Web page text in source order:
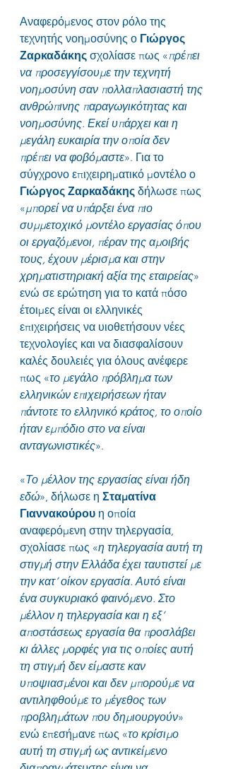
Αναφερόμενος στον ρόλο της
τεχνητής νοημοσύνης ο Γιώργος
Ζαρκαδάκης σχολίασε πως «πρέπει
να προσεγγίσουμε την τεχνητή
νοημοσύνη σαν πολλαπλασιαστή της
ανθρώπινης παραγωγικότητας και
νοημοσύνης. Εκεί υπάρχει και η
μεγάλη ευκαιρία την οποία δεν
πρέπει να φοβόμαστε». Για το
σύγχρονο επιχειρηματικό μοντέλο ο
Γιώργος Ζαρκαδάκης δήλωσε πως
«μπορεί να υπάρξει ένα πιο
συμμετοχικό μοντέλο εργασίας όπου
οι εργαζόμενοι, πέραν της αμοιβής
τους, έχουν μέρισμα και στην
χρηματιστηριακή αξία της εταιρείας»
ενώ σε ερώτηση για το κατά πόσο
έτοιμες είναι οι ελληνικές
επιχειρήσεις να υιοθετήσουν νέες
τεχνολογίες και να διασφαλίσουν
καλές δουλειές για όλους ανέφερε
πως «το μεγάλο πρόβλημα των
ελληνικών επιχειρήσεων ήταν
πάντοτε το ελληνικό κράτος, το οποίο
ήταν εμπόδιο στο να είναι
ανταγωνιστικές».
«Το μέλλον της εργασίας είναι ήδη
εδώ», δήλωσε η Σταματίνα
Γιαννακούρου η οποία
αναφερόμενη στην τηλεργασία,
σχολίασε πως «η τηλεργασία αυτή τη
στιγμή στην Ελλάδα έχει ταυτιστεί με
την κατ’ οίκον εργασία. Αυτό είναι
ένα συγκυριακό φαινόμενο. Στο
μέλλον η τηλεργασία και η εξ’
αποστάσεως εργασία θα προσλάβει
κι άλλες μορφές για τις οποίες αυτή
τη στιγμή δεν είμαστε καν
υποψιασμένοι και δεν μπορούμε να
αντιληφθούμε το μέγεθος των
προβλημάτων που δημιουργούν»
ενώ επεσήμανε πως «το κρίσιμο
αυτή τη στιγμή ως αντικείμενο